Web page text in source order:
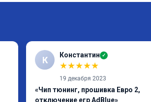
К Константин ✓
★★★★★
19 декабря 2023
«Чип тюнинг, прошивка Евро 2,
отключение егр AdBlue»